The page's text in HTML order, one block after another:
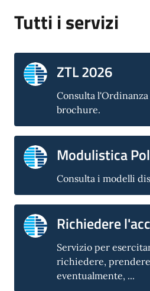
Tutti i servizi
ZTL 2026
Consulta
brochure.
Modulistica
Consulta i modelli
Richiedere
Servizio per
richiedere,
eventualmente, ...